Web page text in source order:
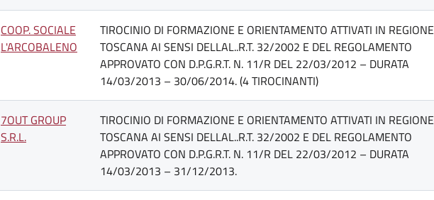
COOP. SOCIALE
L'ARCOBALENO
TIROCINIO DI FORMAZIONE E ORIENTAMENTO ATTIVATI IN REGIONE
TOSCANA AI SENSI DELLAL..R.T. 32/2002 E DEL REGOLAMENTO
APPROVATO CON D.P.G.R.T. N. 11/R DEL 22/03/2012 – DURATA
14/03/2013 – 30/06/2014. (4 TIROCINANTI)
7OUT GROUP
S.R.L.
TIROCINIO DI FORMAZIONE E ORIENTAMENTO ATTIVATI IN REGIONE
TOSCANA AI SENSI DELLAL..R.T. 32/2002 E DEL REGOLAMENTO
APPROVATO CON D.P.G.R.T. N. 11/R DEL 22/03/2012 – DURATA
14/03/2013 – 31/12/2013.